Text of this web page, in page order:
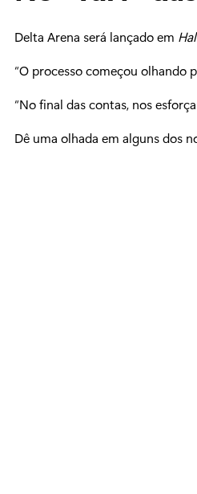
Delta Arena será lançado em
“O processo começou olhando
“No final das contas, nos
Dê uma olhada em alguns dos